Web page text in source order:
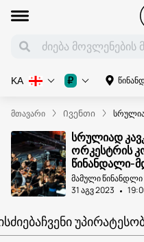
KA ₽
მთავარი Ივენთი
სრულიად
ორკესტრის
წინანდალი-
მამული წინანდლი
31 აგვ 2023
ᲩᲕᲔᲜᲘ